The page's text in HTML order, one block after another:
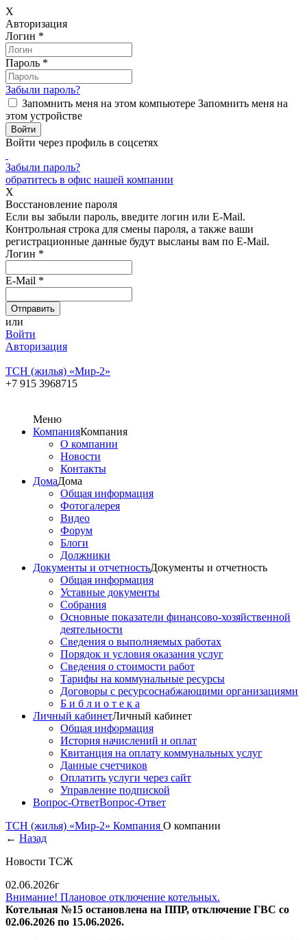
X
Авторизация
Логин *
Пароль *
Забыли пароль?
Запомнить меня на этом компьютере Запомнить меня на
этом устройстве
Войти через профиль в соцсетях
Забыли пароль?
обратитесь в офис нашей компании
X
Восстановление пароля
Если вы забыли пароль, введите логин или E-Mail.
Контрольная строка для смены пароля, а также ваши
регистрационные данные будут высланы вам по E-Mail.
Логин *
E-Mail *
или
Войти
Авторизация
ТСН (жилья) «Мир-2»
+7 915 3968715
Меню
КомпанияКомпания
О компании
Новости
Контакты
ДомаДома
Общая информация
Фотогалерея
Видео
Форум
Блоги
Должники
Документы и отчетностьДокументы и отчетность
Общая информация
Уставные документы
Собрания
Основные показатели финансово-хозяйственной
деятельности
Сведения о выполняемых работах
Порядок и условия оказания услуг
Сведения о стоимости работ
Тарифы на коммунальные ресурсы
Договоры c ресурсоснабжающими организациями
Б и б л и о т е к а
Личный кабинетЛичный кабинет
Общая информация
История начислений и оплат
Квитанция на оплату коммунальных услуг
Данные счетчиков
Оплатить услуги через сайт
Управление подпиской
Вопрос-ОтветВопрос-Ответ
ТСН (жилья) «Мир-2» Компания О компании
← Назад
Новости ТСЖ
02.06.2026г
Внимание! Плановое отключение котельных.
Котельная №15 остановлена на ППР, отключение ГВС сo
02.06.2026 по 15.06.2026.